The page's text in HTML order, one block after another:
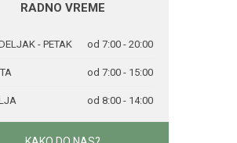
RADNO VREME
- PETAK od 7:00 - 20:00
od 7:00 - 15:00
od 8:00 - 14:00